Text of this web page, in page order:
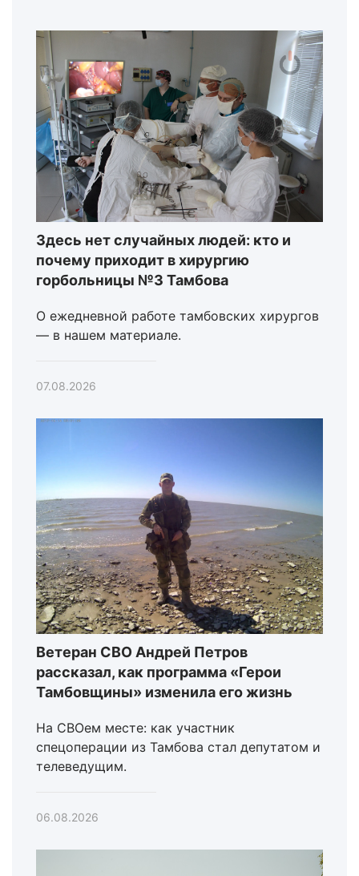
Здесь нет случайных людей: кто и
почему приходит в хирургию
горбольницы №3 Тамбова
О ежедневной работе тамбовских хирургов
— в нашем материале.
07.08.2026
Ветеран СВО Андрей Петров
рассказал, как программа «Герои
Тамбовщины» изменила его жизнь
На СВОем месте: как участник
спецоперации из Тамбова стал депутатом и
телеведущим.
06.08.2026